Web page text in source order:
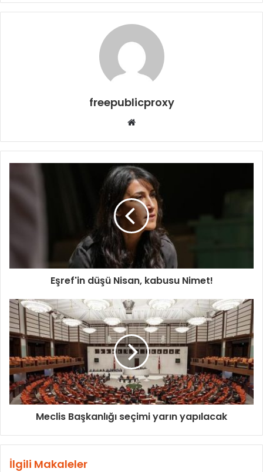
freepublicproxy
Web
Eşref'in düşü Nisan, kabusu Nimet!
Meclis Başkanlığı seçimi yarın yapılacak
İlgili Makaleler